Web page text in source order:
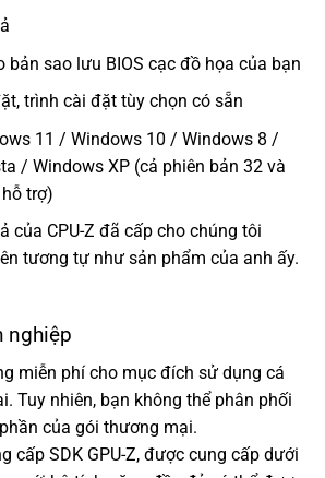
bản sao lưu BIOS cạc đồ họa của bạn
trình cài đặt tùy chọn có sẵn
11 / Windows 10 / Windows 8 /
/ Windows XP (cả phiên bản 32 và
trợ)
của CPU-Z đã cấp cho chúng tôi
tương tự như sản phẩm của anh ấy.
nghiệp
miễn phí cho mục đích sử dụng cá
Tuy nhiên, bạn không thể phân phối
của gói thương mại.
cấp SDK GPU-Z, được cung cấp dưới